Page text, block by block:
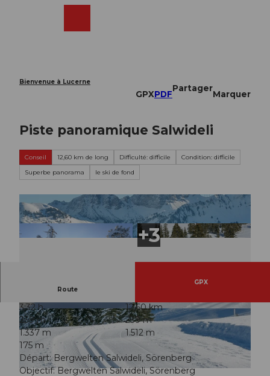
Bienvenue à Lucerne
GPXPDF
Partager
Marquer
Piste panoramique Salwideli
Conseil 12,60 km de long Difficulté: difficile
Condition: difficile
Superbe panorama
le ski de fond
© David Kurth, UNESCO Biosphäre Entlebuch
© David Kurth, UNESCO Biosphäre Entlebuch © David Kurth, UNESCO Biosphäre Entlebuch
Route
GPX
3:32 h
12,60 km
239 m
239 m
1.337 m
1.512 m
175 m
Départ: Bergwelten Salwideli, Sörenberg
Objectif: Bergwelten Salwideli, Sörenberg